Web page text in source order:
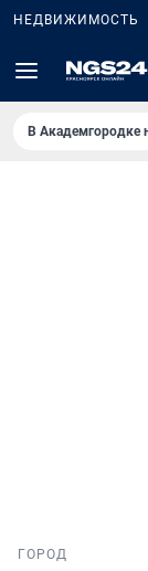
НЕДВИЖИМОСТЬ
В Академгородке
ГОРОД